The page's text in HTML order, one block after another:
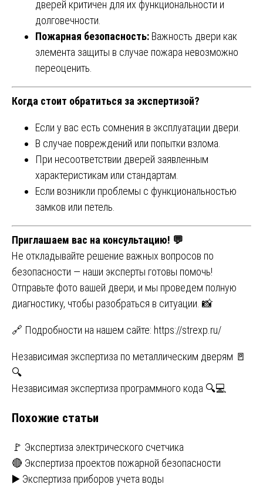
дверей критичен для их функциональности и
долговечности.
Пожарная безопасность: Важность двери как
элемента защиты в случае пожара невозможно
переоценить.
Когда стоит обратиться за экспертизой?
Если у вас есть сомнения в эксплуатации двери.
В случае повреждений или попытки взлома.
При несоответствии дверей заявленным
характеристикам или стандартам.
Если возникли проблемы с функциональностью
замков или петель.
Приглашаем вас на консультацию! 💬
Не откладывайте решение важных вопросов по
безопасности — наши эксперты готовы помочь!
Отправьте фото вашей двери, и мы проведем полную
диагностику, чтобы разобраться в ситуации. 📸
🔗 Подробности на нашем сайте: https://strexp.ru/
Навигация
по
Независимая экспертиза по металлическим дверям 🚪
🔍
Независимая экспертиза программного кода 🔍💻
Похожие статьи
🚩 Экспертиза электрического счетчика
🔴 Экспертиза проектов пожарной безопасности
▶️ Экспертиза приборов учета воды